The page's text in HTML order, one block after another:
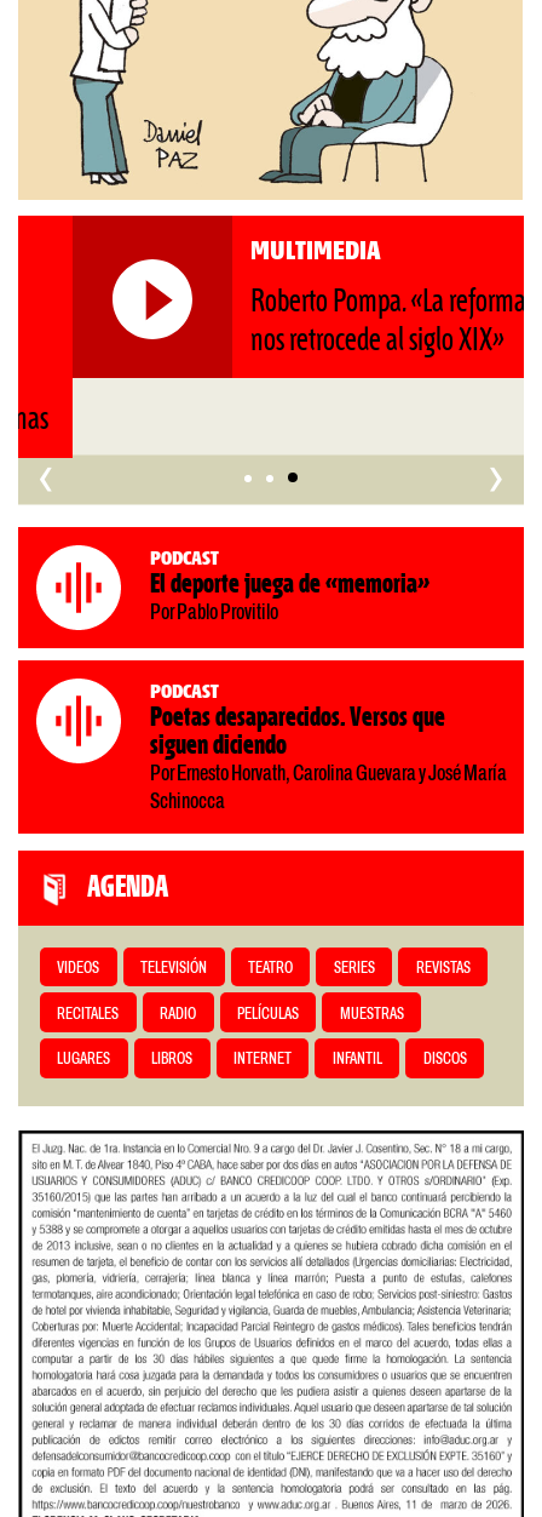
MULTIMEDIA
Roberto Pompa. «La reforma
‹ ›
Podcast
El deporte juega de «memoria»
Por Pablo Provitilo
Podcast
Poetas desaparecidos. Versos que
siguen diciendo
Por Ernesto Horvath, Carolina Guevara y José María
Schinocca
AGENDA
VIDEOS TELEVISIÓN TEATRO SERIES REVISTAS
RECITALES RADIO PELÍCULAS MUESTRAS
LUGARES LIBROS INTERNET INFANTIL DISCOS